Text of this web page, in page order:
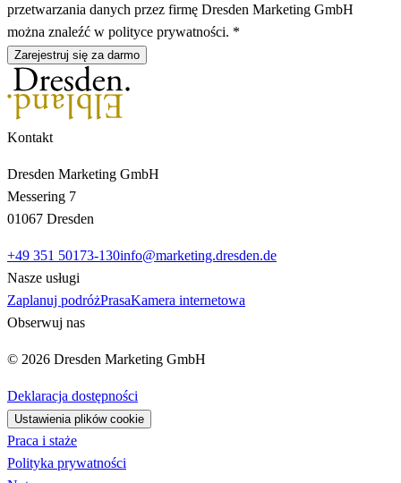
przetwarzania danych przez firmę Dresden Marketing GmbH
można znaleźć w polityce prywatności. *
Zarejestruj się za darmo
Kontakt
Dresden Marketing GmbH
Messering 7
01067 Dresden
+49 351 50173-130info@marketing.dresden.de
Nasze usługi
Zaplanuj podróżPrasaKamera internetowa
Obserwuj nas
© 2026 Dresden Marketing GmbH
Deklaracja dostępności
Ustawienia plików cookie
Praca i staże
Polityka prywatności